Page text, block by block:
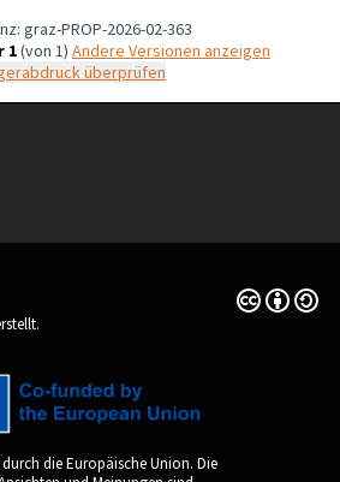
graz-PROP-2026-02-363
1(von 1)
Andere Versionen anzeigen
überprüfen
auf Facebook
Creative
(Externer
die Europäische Union. Die